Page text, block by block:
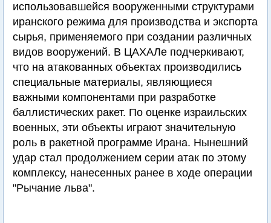
использовавшейся вооруженными структурами
иранского режима для производства и экспорта
сырья, применяемого при создании различных
видов вооружений. В ЦАХАЛе подчеркивают,
что на атакованных объектах производились
специальные материалы, являющиеся
важными компонентами при разработке
баллистических ракет. По оценке израильских
военных, эти объекты играют значительную
роль в ракетной программе Ирана. Нынешний
удар стал продолжением серии атак по этому
комплексу, нанесенных ранее в ходе операции
"Рычание льва".